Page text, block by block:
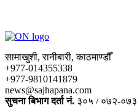
सामाखुशी, रानीबारी, काठमाण्डौँ
+977-014355338
+977-9810141879
news@sajhapana.com
सुचना बिभाग दर्ता नं. ३०५ / ०७२-०७३